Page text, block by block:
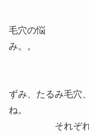
毛穴の悩
み
開き毛穴
ずみ、たるみ毛穴
それぞれの毛